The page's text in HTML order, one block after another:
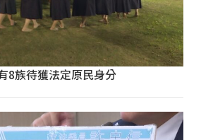
8族待獲法定原民身分